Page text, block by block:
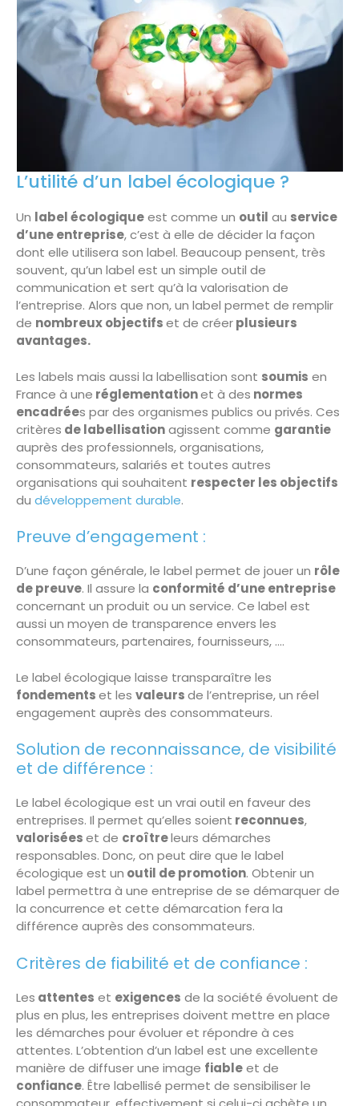
L’utilité d’un label écologique ?
Un label écologiqueest comme un outil au service
d’une entreprise, c’est à elle de décider la façon
dont elle utilisera son label. Beaucoup pensent, très
souvent, qu’un label est un simple outil de
communication et sert qu’à la valorisation de
l’entreprise. Alors que non, un label permet de remplir
de nombreux objectifset de créerplusieurs
avantages.
Les labels mais aussi la labellisation sont soumis en
France à une réglementationet à des normes
encadrées par des organismes publics ou privés. Ces
critères de labellisationagissent comme garantie
auprès des professionnels, organisations,
consommateurs, salariés et toutes autres
organisations qui souhaitent respecter les objectifs
du développement durable.
Preuve d’engagement :
D’une façon générale, le label permet de jouer un rôle
de preuve. Il assure la conformité d’une entreprise
concernant un produit ou un service. Ce label est
aussi un moyen de transparence envers les
consommateurs, partenaires, fournisseurs, ….
Le label écologique laisse transparaître les
fondementset les valeursde l’entreprise, un réel
engagement auprès des consommateurs.
Solution de reconnaissance, de visibilité
et de différence :
Le label écologique est un vrai outil en faveur des
entreprises. Il permet qu’elles soient reconnues,
valoriséeset de croîtreleurs démarches
responsables. Donc, on peut dire que le label
écologique est un outil de promotion. Obtenir un
label permettra à une entreprise de se démarquer de
la concurrence et cette démarcation fera la
différence auprès des consommateurs.
Critères de fiabilité et de confiance :
Les attentes et exigences de la société évoluent de
plus en plus, les entreprises doivent mettre en place
les démarches pour évoluer et répondre à ces
attentes. L’obtention d’un label est une excellente
manière de diffuser une image fiableet de
confiance. Être labellisé permet de sensibiliser le